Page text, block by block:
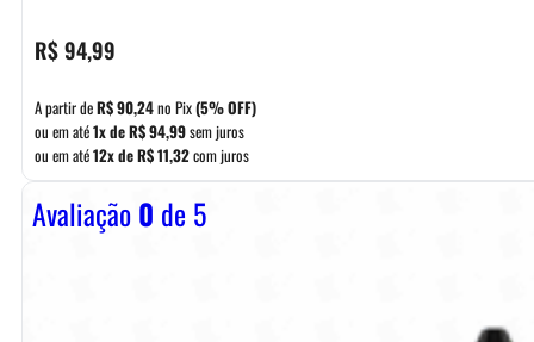
R$94,99
A partir deR$90,24no Pix(5% OFF)
ou em até1x deR$94,99sem juros
ou em até12x deR$11,32com juros
Avaliação0 de 5